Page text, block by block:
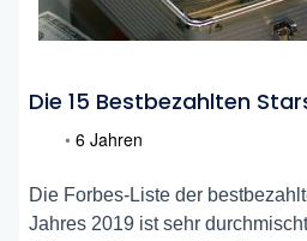
Die 15 Bestbezahlten
• 6 Jahren
Die Forbes-Liste der
Jahres 2019 ist sehr